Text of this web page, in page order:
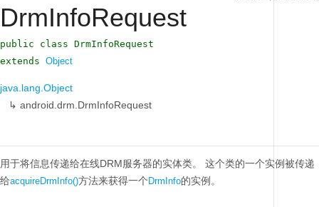
DrmInfoRequest
public class DrmInfoRequest
extends Object
java.lang.Object
↳ android.drm.DrmInfoRequest
用于将信息传递给在线DRM服务器的实体类。
这个类的一个实例被传递
给acquireDrmInfo()方法来获得一个 DrmInfo的实例。